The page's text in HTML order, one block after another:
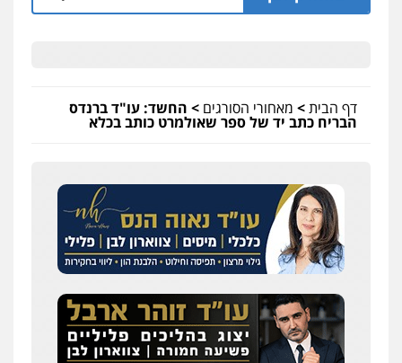
דף הבית> מאחורי הסורגים > החשד: עו"ד ברנדס
הבריח כתב יד של ספר שאולמרט כותב בכלא